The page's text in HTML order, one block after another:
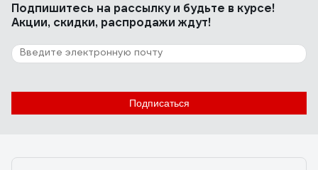
Массивная. Прилегание к столу ровное. Все углы
регулируются. Микроподстройка расстояния удобная.
Отзыв об удлинении станины Белмаш EB-
Подпишитесь на рассылкуи будьте в курсе!
Акции, скидки, распродажи ждут!
Подписаться